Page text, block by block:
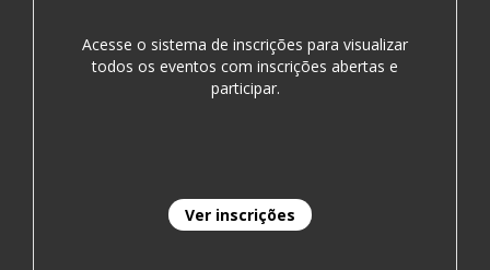
Acesse o sistema de inscrições para visualizar
todos os eventos com inscrições abertas e
participar.
Ver inscrições